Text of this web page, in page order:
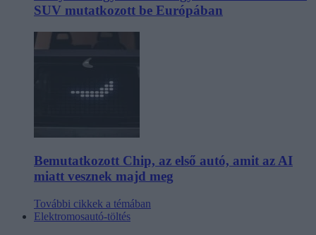
SUV mutatkozott be Európában
Bemutatkozott Chip, az első autó, amit az AI
miatt vesznek majd meg
További cikkek a témában
Elektromosautó-töltés